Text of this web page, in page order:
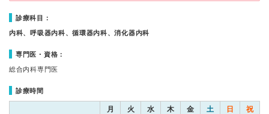
診療科目：
内科、呼吸器内科、循環器内科、消化器内科
専門医・資格：
総合内科専門医
診療時間
月 火 水 木 金 土 日 祝